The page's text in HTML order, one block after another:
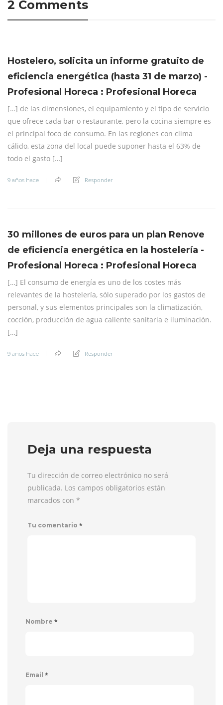
2 Comments
Hostelero, solicita un informe gratuito de
eficiencia energética (hasta 31 de marzo) -
Profesional Horeca : Profesional Horeca
[…] de las dimensiones, el equipamiento y el tipo de servicio
que ofrece cada bar o restaurante, pero la cocina siempre es
el principal foco de consumo. En las regiones con clima
cálido, esta zona del local puede suponer hasta el 63% de
todo el gasto […]
9 años hace Responder
30 millones de euros para un plan Renove
de eficiencia energética en la hostelería -
Profesional Horeca : Profesional Horeca
[…] El consumo de energía es uno de los costes más
relevantes de la hostelería, sólo superado por los gastos de
personal, y sus elementos principales son la climatización,
cocción, producción de agua caliente sanitaria e iluminación.
[…]
9 años hace Responder
Deja una respuesta
Tu dirección de correo electrónico no será
publicada. Los campos obligatorios están
marcados con *
Tu comentario *
Nombre *
Email *